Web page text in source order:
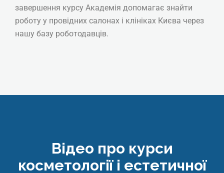
Косметолог-естетист
Косметик другого класу)
₴ 14025
Детальніше
завершення курсу Академія допомагає знайти
роботу у провідних салонах і клініках Києва через
нашу базу роботодавців.
Відео про курси
косметології і естетичної